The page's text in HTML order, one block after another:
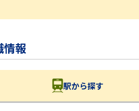
情報
駅から探す